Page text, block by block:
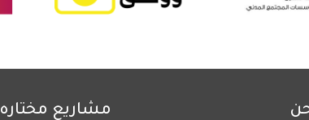
مشاريع مختاره